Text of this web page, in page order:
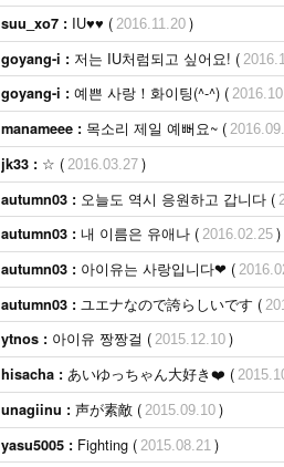
suu_xo7 : IU♥♥ ( 2016.11.20 )
goyang-i : 저는 IU처럼되고 싶어요! (
goyang-i : 예쁜 사랑！화이팅(^-^) (
manameee : 목소리 제일 예뻐요~ (
jk33 : ☆ ( 2016.03.27 )
autumn03 : 오늘도 역시 응원하고 갑니다 (
autumn03 : 내 이름은 유애나 ( 2016.02.25 )
autumn03 : 아이유는 사랑입니다❤ (
autumn03 : ユエナなので誇らしいです (
ytnos : 아이유 짱짱걸 ( 2015.12.10 )
hisacha : あいゆっちゃん大好き❤️ (
unagiinu : 声が素敵 ( 2015.09.10 )
yasu5005 : Fighting ( 2015.08.21 )